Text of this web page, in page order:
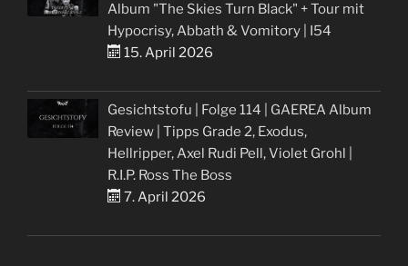
Album "The Skies Turn Black" + Tour mit
Hypocrisy, Abbath & Vomitory | I54
15. April 2026
Gesichtstofu | Folge 114 | GAEREA Album
Review | Tipps Grade 2, Exodus,
Hellripper, Axel Rudi Pell, Violet Grohl |
R.I.P. Ross The Boss
7. April 2026